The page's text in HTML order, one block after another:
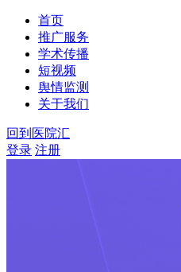
首页
推广服务
学术传播
短视频
舆情监测
关于我们
回到医院汇
登录 注册